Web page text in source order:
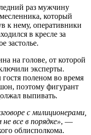
раз мужчину
который
к нему, оперативники
в кресле за
застолье.
на голове, от которой
эксперты.
поленом во время
поэтому фигурант
выпивать.
с милиционерами,
все в порядке», —
облисполкома.